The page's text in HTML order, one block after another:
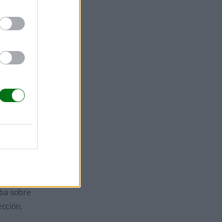
de la
todo
se
a un
sobre